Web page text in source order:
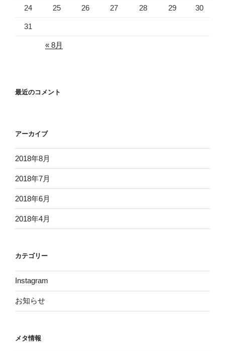
24 25 26 27 28 29 30
31
« 8月
最近のコメント
アーカイブ
2018年8月
2018年7月
2018年6月
2018年4月
カテゴリー
Instagram
お知らせ
メタ情報